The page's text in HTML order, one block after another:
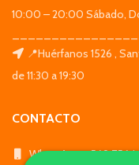
10:00 – 20:00 Sábado,
📍Huérfanos 1526 ,
de 11:30 a 19:30
CONTACTO
WhatsApp: +569 7564